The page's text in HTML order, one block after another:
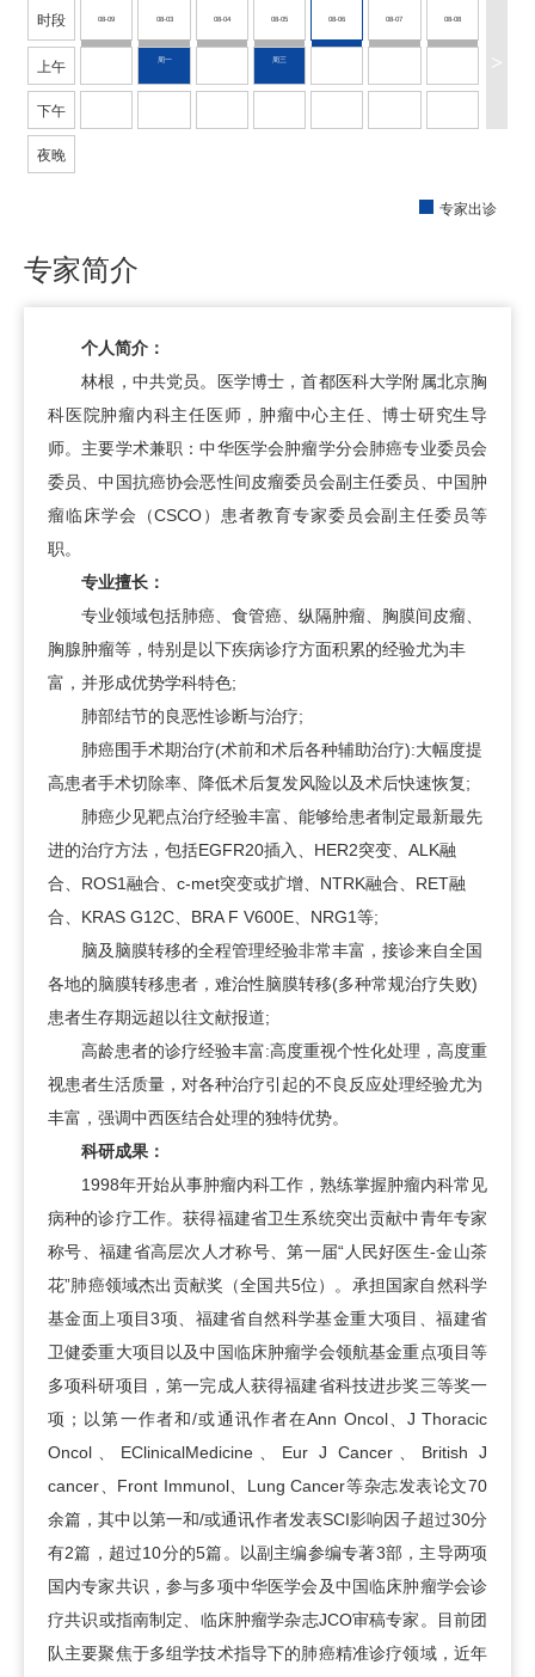
时段
上午
下午
夜晚
08-09 08-03
周一
08-04 08-05
周三
08-06 08-07 08-08
>
专家出诊
专家简介
个人简介：
林根 ，中共党员。医学博士，首都医科大学附属北京胸
科医院肿瘤内科主任医师， 肿瘤中心主任、博士研究生导
师。主要学术兼职：中华医学会肿瘤学分会肺癌专业委员会
委员、中国抗癌协会恶性间皮瘤委员会副主任委员、中国肿
瘤临床学会（CSCO）患者教育专家委员会副主任委员等
职。
专业擅长：
专业领域包括肺癌、食管癌、纵隔肿瘤、胸膜间皮瘤、
胸腺肿瘤等，特别是以下疾病诊疗方面积累的经验尤为丰
富，并形成优势学科特色;
肺部结节的良恶性诊断与治疗;
肺癌围手术期治疗(术前和术后各种辅助治疗):大幅度提
高患者手术切除率、降低术后复发风险以及术后快速恢复;
肺癌少见靶点治疗经验丰富、能够给患者制定最新最先
进的治疗方法，包括EGFR20插入、HER2突变、ALK融
合、ROS1融合、c-met突变或扩增、NTRK融合、RET融
合、KRAS G12C、BRA F V600E、NRG1等;
脑及脑膜转移的全程管理经验非常丰富，接诊来自全国
各地的脑膜转移患者，难治性脑膜转移(多种常规治疗失败)
患者生存期远超以往文献报道;
高龄患者的诊疗经验丰富:高度重视个性化处理，高度重
视患者生活质量，对各种治疗引起的不良反应处理经验尤为
丰富，强调中西医结合处理的独特优势。
科研成果：
1998年开始从事肿瘤内科工作，熟练掌握肿瘤内科常见
病种的诊疗工作。获得福建省卫生系统突出贡献中青年专家
称号、福建省高层次人才称号、第一届“人民好医生-金山茶
花”肺癌领域杰出贡献奖（全国共5位）。承担国家自然科学
基金面上项目3项、福建省自然科学基金重大项目、福建省
卫健委重大项目以及中国临床肿瘤学会领航基金重点项目等
多项科研项目，第一完成人获得福建省科技进步奖三等奖一
项；以第一作者和/或通讯作者在Ann Oncol、J Thoracic
Oncol、EClinicalMedicine、Eur J Cancer、British J
cancer、Front Immunol、Lung Cancer等杂志发表论文70
余篇，其中以第一和/或通讯作者发表SCI影响因子超过30分
有2篇，超过10分的5篇。以副主编参编专著3部，主导两项
国内专家共识，参与多项中华医学会及中国临床肿瘤学会诊
疗共识或指南制定、临床肿瘤学杂志JCO审稿专家。目前团
队主要聚焦于多组学技术指导下的肺癌精准诊疗领域，近年